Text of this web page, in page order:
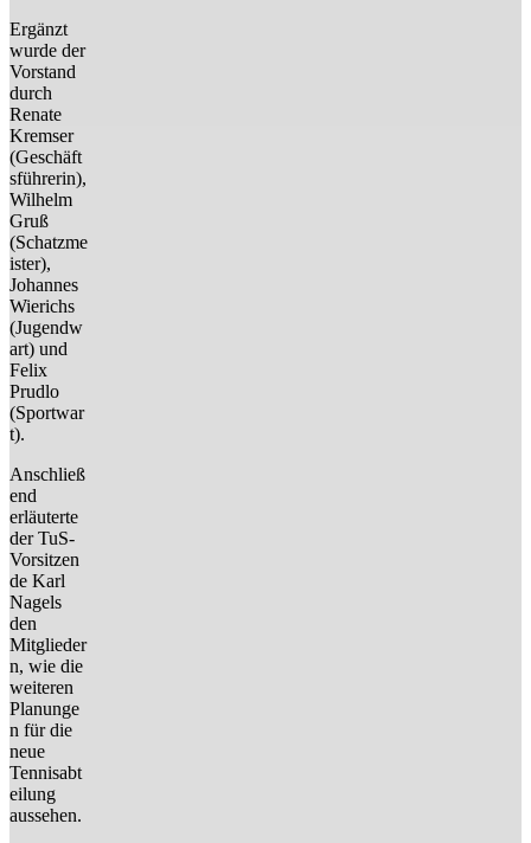
Ergänzt
wurde der
Vorstand
durch
Renate
Kremser
(Geschäft
sführerin),
Wilhelm
Gruß
(Schatzme
ister),
Johannes
Wierichs
(Jugendw
art) und
Felix
Prudlo
(Sportwar
t).
Anschließ
end
erläuterte
der TuS-
Vorsitzen
de Karl
Nagels
den
Mitglieder
n, wie die
weiteren
Planunge
n für die
neue
Tennisabt
eilung
aussehen.